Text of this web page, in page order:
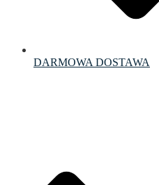
DARMOWA DOSTAWA